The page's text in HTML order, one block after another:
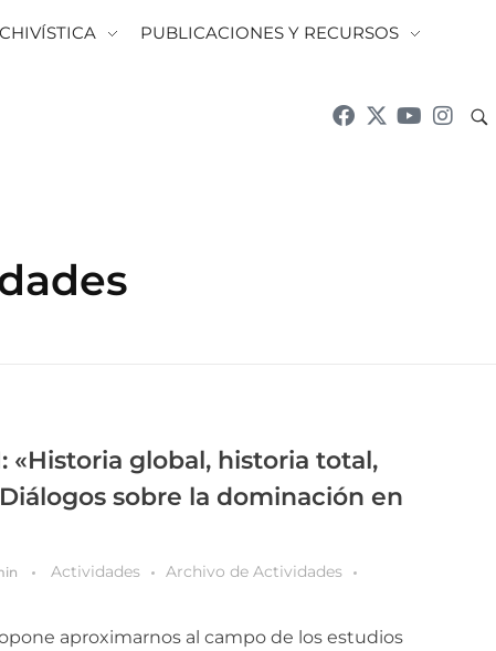
PUBLICACIONES Y RECURSOS
«Historia global, historia total,
sobre la dominación en
Actividades
Archivo de Actividades
​aproximarnos al campo de los estudios